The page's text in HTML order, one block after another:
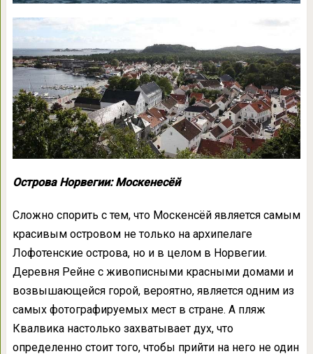
Острова Норвегии: Москенесёй
Сложно спорить с тем, что Москенсёй является самым
красивым островом не только на архипелаге
Лофотенские острова, но и в целом в Норвегии.
Деревня Рейне с живописными красными домами и
возвышающейся горой, вероятно, является одним из
самых фотографируемых мест в стране. А пляж
Квалвика настолько захватывает дух, что
определенно стоит того, чтобы прийти на него не один